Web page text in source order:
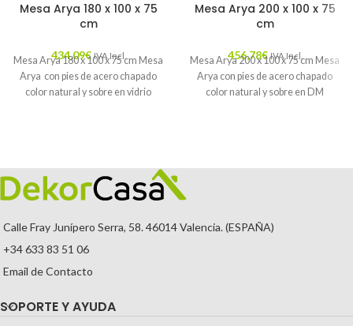
Mesa Arya 180 x 100 x 75
cm
434,09€ IVA Incl.
Mesa Arya 180 x 100 x 75 cm Mesa
Arya con pies de acero chapado
color natural y sobre en vidrio
Mesa Arya 200 x 100 x 75
cm
456,78€ IVA Incl.
Mesa Arya 200 x 100 x 75 cm Mesa
Arya con pies de acero chapado
color natural y sobre en DM
Calle Fray Junípero Serra, 58. 46014 Valencia. (ESPAÑA)
+34 633 83 51 06
Email de Contacto
SOPORTE Y AYUDA